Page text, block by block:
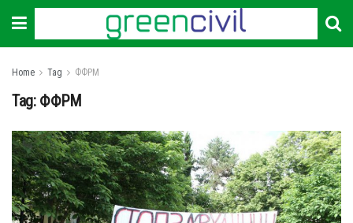
Home Tag ФФРМ
Tag: ФФРМ